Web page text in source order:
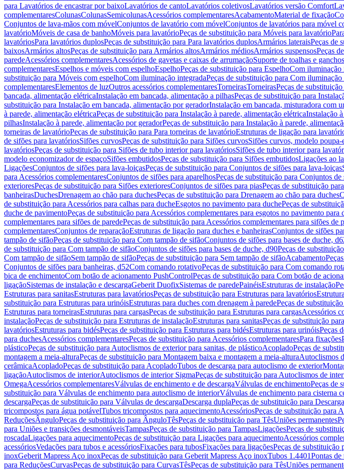
para Lavatórios de encastrar por baixoLavatórios de cantoLavatórios coletivosLavatórios versão Comfort
complementaresColunasColunasSemicolunasAcessórios complementaresAcabamentoMaterial de fixação
Conjuntos de lava-mãos com móvelConjuntos de lavatório com móvelConjuntos de lavatórios para móvel
lavatórioMóveis de casa de banhoMóveis para lavatórioPeças de substituição para Móveis para lavatório
lavatóriosPara lavatórios duplosPeças de substituição para Para lavatórios duplosArmários lateraisPeças de
baixosArmários altosPeças de substituição para Armários altosArmários médiosArmários suspensosPeças
paredeAcessórios complementaresAcessórios de gavetas e caixas de arrumaçãoSuporte de toalhas e
complementaresEspelhos e móveis com espelhoEspelhoPeças de substituição para EspelhoCom iluminação
substituição para Móveis com espelhoCom iluminação integradaPeças de substituição para Com iluminação
complementaresElementos de luzOutros acessórios complementaresTorneirasTorneirasPeças de
bancada, alimentação elétricaInstalação em bancada, alimentação a pilhasPeças de substituição para
substituição para Instalação em bancada, alimentação por geradorInstalação em bancada, misturadora com
à parede, alimentação elétricaPeças de substituição para Instalação à parede, alimentação elétricaInstalação
pilhasInstalação à parede, alimentação por geradorPeças de substituição para Instalação à parede,
torneiras de lavatórioPeças de substituição para Para torneiras de lavatórioEstruturas de ligação para
de sifões para lavatóriosSifões curvosPeças de substituição para Sifões curvosSifões curvos, modelo poupa-
lavatóriosPeças de substituição para Sifões de tubo interior para lavatóriosSifões de tubo interior para
modelo economizador de espaçoSifões embutidosPeças de substituição para Sifões embutidosLigações ao
LigaçõesConjuntos de sifões para lava-loiçasPeças de substituição para Conjuntos de sifões para lava-loiças
para Acessórios complementaresConjuntos de sifões para aparelhosPeças de substituição para Conjuntos de
exterioresPeças de substituição para Sifões exterioresConjuntos de sifões para piasPeças de substituição
banheirasDuchesDrenagem ao chão para duchesPeças de substituição para Drenagem ao chão para duches
de substituição para Acessórios para calhas para ducheEsgotos no pavimento para duchePeças de
duche de pavimentoPeças de substituição para Acessórios complementares para esgotos no pavimento para
complementares para sifões de paredePeças de substituição para Acessórios complementares para sifões de
complementaresConjuntos de reparaçãoEstruturas de ligação para duches e banheirasConjuntos de sifões
tampão de sifãoPeças de substituição para Com tampão de sifãoConjuntos de sifões para bases de duche,
de substituição para Com tampão de sifãoConjuntos de sifões para bases de duche, d90Peças de
Com tampão de sifãoSem tampão de sifãoPeças de substituição para Sem tampão de sifãoAcabamento
Conjuntos de sifões para banheiras, d52Com comando rotativoPeças de substituição para Com comando
bica de enchimentoCom botão de acionamento PushControlPeças de substituição para Com botão de
ligaçãoSistemas de instalação e descargaGeberit DuofixSistemas de paredePainéisEstruturas de instalação
Estruturas para sanitasEstruturas para lavatóriosPeças de substituição para Estruturas para lavatórios
substituição para Estruturas para urinóisEstruturas para duches com drenagem à paredePeças de
Estruturas para torneirasEstruturas para cargasPeças de substituição para Estruturas para cargasAcessórios
instalaçãoPeças de substituição para Estruturas de instalaçãoEstruturas para sanitasPeças de substituição
lavatóriosEstruturas para bidésPeças de substituição para Estruturas para bidésEstruturas para urinóisPeças
para duchesAcessórios complementaresPeças de substituição para Acessórios complementaresPara fixações
plásticoPeças de substituição para Autoclismos de exterior para sanitas, de plásticoAcopladoPeças de
montagem a meia-alturaPeças de substituição para Montagem baixa e montagem a meia-alturaAutoclismos
cerâmicaAcopladoPeças de substituição para AcopladoTubos de descarga para autoclismo de exterior
ligaçãoAutoclismos de interiorAutoclismos de interior SigmaPeças de substituição para Autoclismos de
OmegaAcessórios complementaresVálvulas de enchimento e de descargaVálvulas de enchimentoPeças de
substituição para Válvulas de enchimento para autoclismo de interiorVálvulas de enchimento para cisterna
descargaPeças de substituição para Válvulas de descargaDescarga duplaPeças de substituição para
tricompostos para água potávelTubos tricompostos para aquecimentoAcessóriosPeças de substituição para
ReduçõesÂnguloPeças de substituição para ÂnguloTêsPeças de substituição para TêsUniões permanentes
para Uniões e transições desmontáveisTampasPeças de substituição para TampasLigaçõesPeças de
roscadaLigações para aquecimentoPeças de substituição para Ligações para aquecimentoAcessórios
acessóriosVedações para tubos e acessóriosFixações para tubosFixações para ligaçõesPeças de substituição
inoxGeberit Mapress Aço inoxPeças de substituição para Geberit Mapress Aço inoxTubos 1.4401Pontas de
para ReduçõesCurvasPeças de substituição para CurvasTêsPeças de substituição para TêsUniões